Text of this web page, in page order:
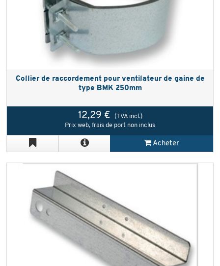
Collier de raccordement pour ventilateur de gaine de
type BMK 250mm
12,29 €
(TVA incl.)
Prix web, frais de port non inclus
Acheter